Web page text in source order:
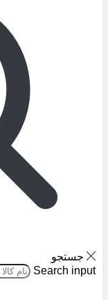
جستجو
Search input